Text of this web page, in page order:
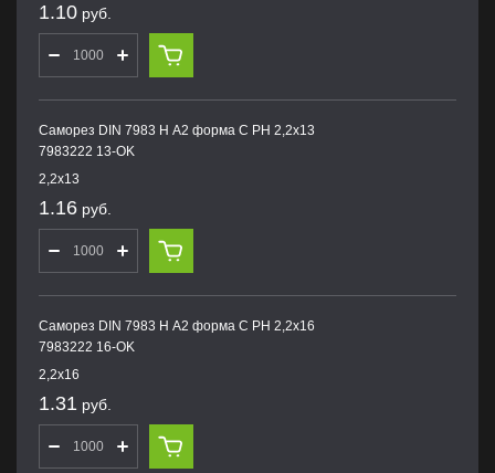
1.10 руб.
Саморез DIN 7983 H А2 форма С PH 2,2х13
7983222 13-OK
2,2х13
1.16 руб.
Саморез DIN 7983 H А2 форма С PH 2,2х16
7983222 16-OK
2,2х16
1.31 руб.